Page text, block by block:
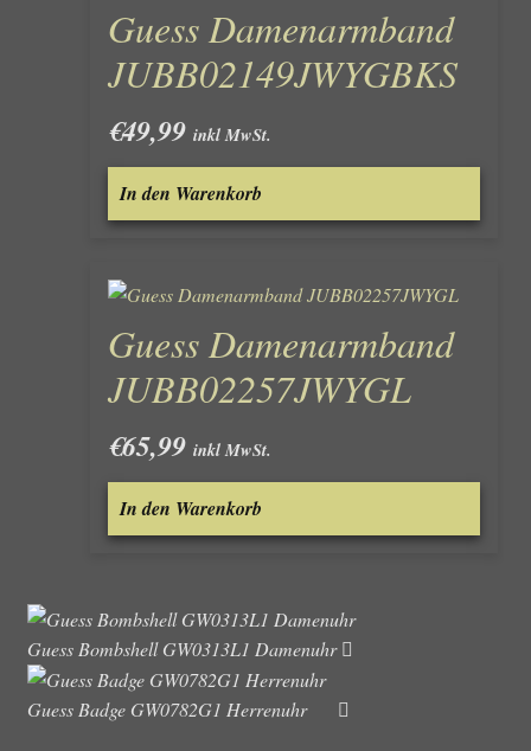
Guess Damenarmband
JUBB02149JWYGBKS
€49,99 inkl MwSt.
In den Warenkorb
Guess Damenarmband
JUBB02257JWYGL
€65,99 inkl MwSt.
In den Warenkorb
Guess Bombshell GW0313L1 Damenuhr
Guess Badge GW0782G1 Herrenuhr